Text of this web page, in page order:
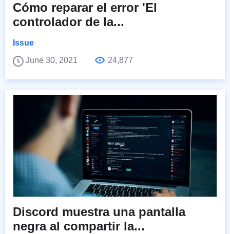
Cómo reparar el error 'El
controlador de la...
Issue
June 30, 2021
24,877
Discord muestra una pantalla
negra al compartir la...